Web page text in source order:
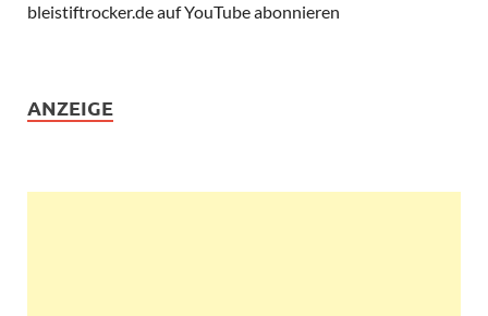
bleistiftrocker.de auf YouTube abonnieren
ANZEIGE